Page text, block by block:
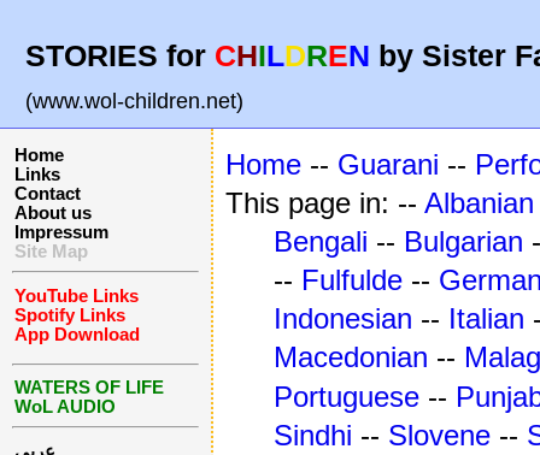
STORIES for CHILDREN by Sister
(www.wol-children.net)
Home
Links
Contact
About us
Impressum
Site Map
YouTube Links
Spotify Links
App Download
WATERS OF LIFE
WoL AUDIO
Home -- Guarani --
This page in: -- Albanian
Bengali -- Bulgarian
-- Fulfulde --
Indonesian -- Italian
Macedonian --
Portuguese --
Sindhi -- Slovene --